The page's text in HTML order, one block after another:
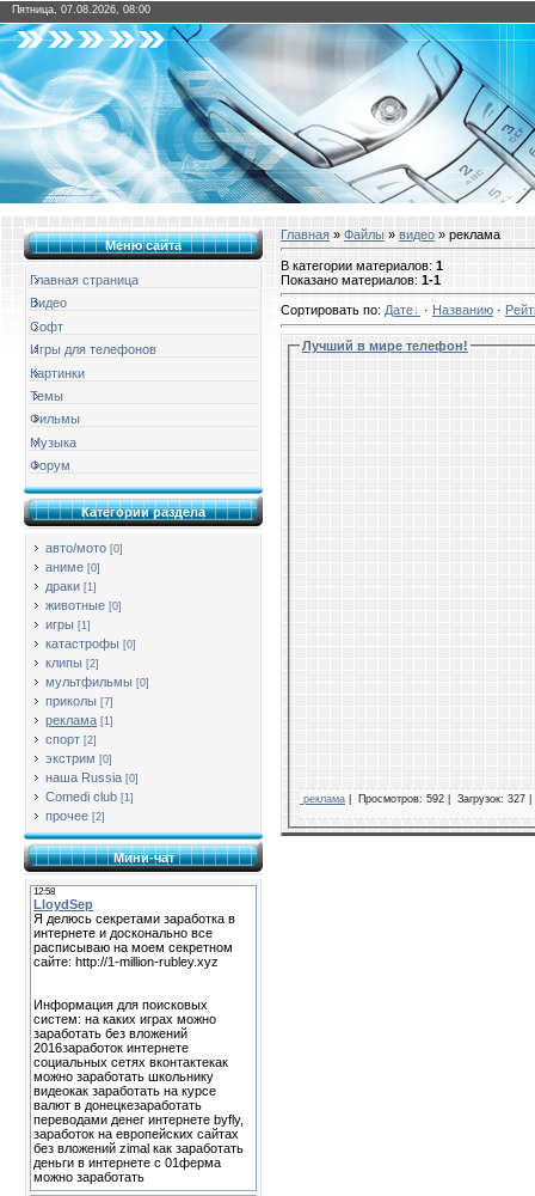
Пятница, 07.08.2026, 08:00
Меню сайта
Главная страница
Видео
Софт
Игры для телефонов
Картинки
Темы
Фильмы
Музыка
Форум
Категории раздела
авто/мото [0]
аниме [0]
драки [1]
животные [0]
игры [1]
катастрофы [0]
клипы [2]
мультфильмы [0]
приколы [7]
реклама [1]
спорт [2]
экстрим [0]
наша Russia [0]
Comedi club [1]
прочее [2]
Мини-чат
Главная » Файлы » видео » реклама
В категории материалов: 1
Показано материалов: 1-1
Сортировать по: Дате · Названию ·
Лучший в мире телефон!
реклама Просмотров: 592 | Загрузок: 327 |